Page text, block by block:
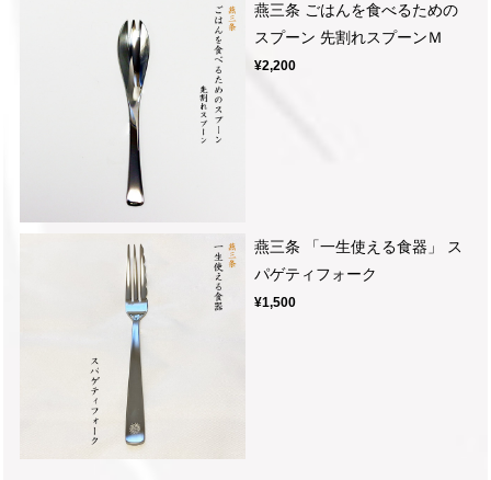
燕三条 ごはんを食べるための
スプーン 先割れスプーンＭ
¥2,200
燕三条 「一生使える食器」 ス
パゲティフォーク
¥1,500